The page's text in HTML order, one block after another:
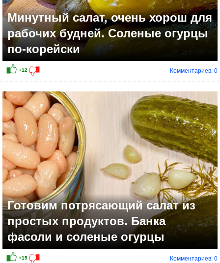
+8
Минутный салат, очень хорош для
рабочих будней. Соленые огурцы
по-корейски
Комментариев: 0
Готовим потрясающий салат из
простых продуктов. Банка
фасоли и соленые огурцы
Комментариев: 0